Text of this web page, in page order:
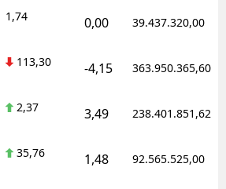
1,74 0,00 39.437.320,00
113,30 -4,15 363.950.365,60
2,37 3,49 238.401.851,62
35,76 1,48 92.565.525,00